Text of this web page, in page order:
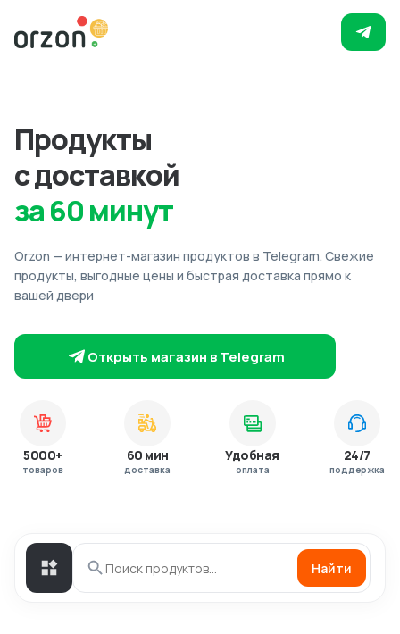
Продукты
с доставкой
за 60 минут
Orzon — интернет-магазин продуктов в Telegram. Свежие
продукты, выгодные цены и быстрая доставка прямо к
вашей двери
Открыть магазин в Telegram
5000+
товаров
60 мин
доставка
Удобная
оплата
24/7
поддержка
Найти